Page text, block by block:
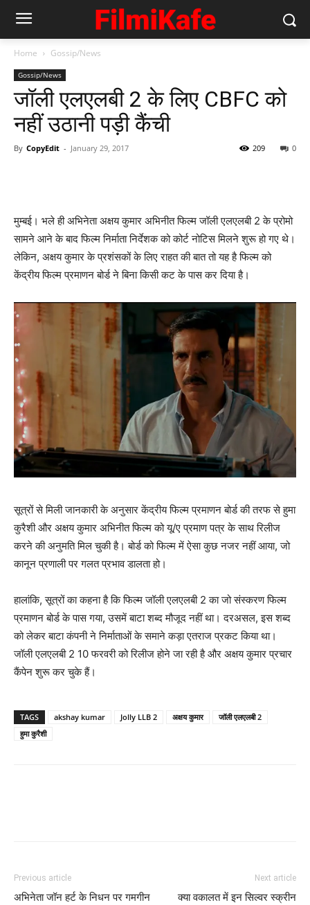
Home Gossip/News
Gossip/News
जॉली एलएलबी 2 के लिए CBFC को
नहीं उठानी पड़ी कैंची
By CopyEdit - January 29, 2017 0
209
मुम्‍बई। भले ही अभिनेता अक्षय कुमार अभिनीत फिल्‍म जॉली एलएलबी 2 के प्रोमो
सामने आने के बाद फिल्‍म निर्माता निर्देशक को कोर्ट नोटिस मिलने शुरू हो गए थे।
लेकिन, अक्षय कुमार के प्रशंसकों के लिए राहत की बात तो यह है फिल्‍म को
केंद्रीय फिल्‍म प्रमाणन बोर्ड ने बिना किसी कट के पास कर दिया है।
सूत्रों से मिली जानकारी के अनुसार केंद्रीय फिल्‍म प्रमाणन बोर्ड की तरफ से हुमा
कुरैशी और अक्षय कुमार अभिनीत फिल्‍म को यू/ए प्रमाण पत्र के साथ रिलीज
करने की अनुमति मिल चुकी है। बोर्ड को फिल्‍म में ऐसा कुछ नजर नहीं आया, जो
कानून प्रणाली पर गलत प्रभाव डालता हो।
हालांकि, सूत्रों का कहना है कि फिल्‍म जॉली एलएलबी 2 का जो संस्‍करण फिल्‍म
प्रमाणन बोर्ड के पास गया, उसमें बाटा शब्‍द मौजूद नहीं था। दरअसल, इस शब्‍द
को लेकर बाटा कंपनी ने निर्माताओं के समाने कड़ा एतराज प्रकट किया था।
जॉली एलएलबी 2 10 फरवरी को रिलीज होने जा रही है और अक्षय कुमार प्रचार
कैंपेन शुरू कर चुके हैं।
TAGS akshay kumar Jolly LLB 2 अक्षय कुमार
जॉली एलएलबी 2
हुमा कुरैशी
Previous article
अभिनेता जॉन हर्ट के निधन पर गमगीन
Next article
क्‍या वकालत में इन सिल्‍वर स्‍क्रीन